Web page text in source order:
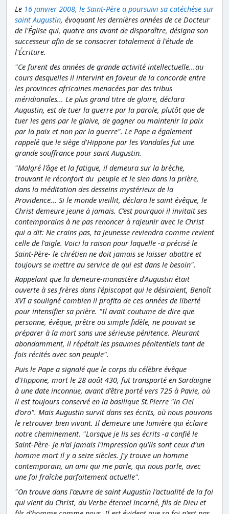
Le 16 janvier 2008, le Saint-Père a poursuivi sa catéchèse sur
saint Augustin, évoquant les dernières années de ce Docteur
de l'Église qui, quatre ans avant de disparaître, désigna son
successeur afin de se consacrer totalement à l'étude de
l'Écriture.
"Ce furent des années de grande activité intellectuelle...au
cours desquelles il intervint en faveur de la concorde entre
les provinces africaines menacées par des tribus
méridionales... Le plus grand titre de gloire, déclara
Augustin, est de tuer la guerre par la parole, plutôt que de
tuer les gens par le glaive, de gagner ou maintenir la paix
par la paix et non par la guerre". Le Pape a également
rappelé que le siège d'Hippone par les Vandales fut une
grande souffrance pour saint Augustin.
"Malgré l'âge et la fatigue, il demeura sur la brèche,
trouvant le réconfort du peuple et le sien dans la prière,
dans la méditation des desseins mystérieux de la
Providence... Si le monde vieillit, déclara le saint évêque, le
Christ demeure jeune à jamais. C'est pourquoi il invitait ses
contemporains à ne pas renoncer à rajeunir avec le Christ
qui a dit: Ne crains pas, ta jeunesse reviendra comme revient
celle de l'aigle. Voici la raison pour laquelle -a précisé le
Saint-Père- le chrétien ne doit jamais se laisser abattre et
toujours se mettre au service de qui est dans le besoin".
Rappelant que la demeure-monastère d'Augustin était
ouverte à ses frères dans l'épiscopat qui le désiraient, Benoît
XVI a souligné combien il profita de ces années de liberté
pour intensifier sa prière. "Il avait coutume de dire que
personne, évêque, prêtre ou simple fidèle, ne pouvait se
préparer à la mort sans une sérieuse pénitence. Pleurant
abondamment, il répétait les psaumes pénitentiels tant de
fois récités avec son peuple".
Puis le Pape a signalé que le corps du célèbre évêque
d'Hippone, mort le 28 août 430, fut transporté en Sardaigne
à une date inconnue, avant d'être porté vers 725 à Pavie, où
il est toujours conservé en la basilique St.Pierre "in Ciel
d'oro". Mais Augustin survit dans ses écrits, où nous pouvons
le retrouver bien vivant. Il demeure une lumière qui éclaire
notre cheminement. "Lorsque je lis ses écrits -a confié le
Saint-Père- je n'ai jamais l'impression qu'ils sont ceux d'un
homme mort il y a seize siècles. J'y trouve un homme
contemporain, un ami qui me parle, qui nous parle, avec
une foi fraîche parfaitement actuelle".
"On trouve dans l'œuvre de saint Augustin l'actualité de la foi
qui vient du Christ, du Verbe éternel incarné, fils de Dieu et